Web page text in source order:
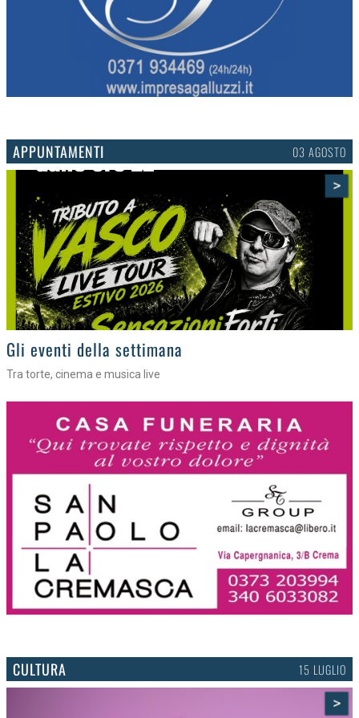
APPUNTAMENTI 01 AGOSTO
>
Cosa fare nel lodigiano Stasera e domani
Cinema, feste e teatro
CULTURA 15 LUGLIO
>